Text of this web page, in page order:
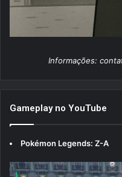
Informações:
Gameplay no YouTube
Pokémon Legends: Z-A